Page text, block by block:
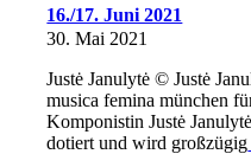
16./17. Juni 2021
30. Mai 2021
Justė Janulytė © Justė
musica femina münchen
Komponistin Justė
dotiert und wird großzügig